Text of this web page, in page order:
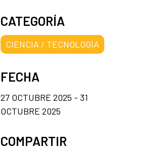
CATEGORÍA
CIENCIA / TECNOLOGÍA
FECHA
27 OCTUBRE 2025 - 31
OCTUBRE 2025
COMPARTIR